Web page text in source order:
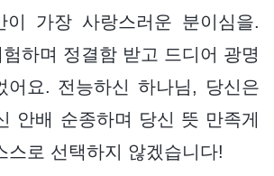
이 가장 사랑스러운 분이심을.
하며 정결함 받고 드디어 광명
어요. 전능하신 하나님, 당신은
안배 순종하며 당신 뜻 만족게
스로 선택하지 않겠습니다!